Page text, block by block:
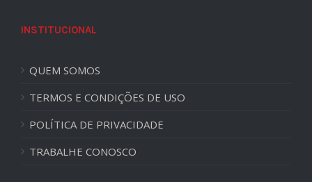
INSTITUCIONAL
QUEM SOMOS
TERMOS E CONDIÇÕES DE USO
POLÍTICA DE PRIVACIDADE
TRABALHE CONOSCO